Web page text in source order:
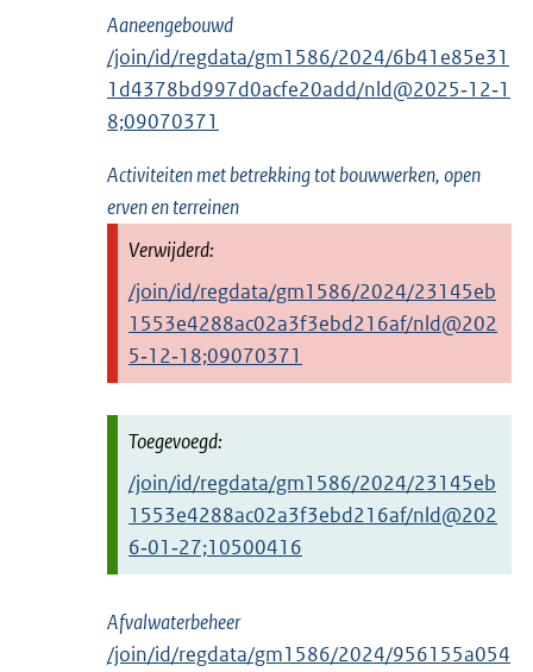
Aaneengebouwd
/join/id/regdata/gm1586/2024/6b41e85e31
1d4378bd997d0acfe20add/nld@2025‑12‑1
8;09070371
Activiteiten met betrekking tot bouwwerken, open
erven en terreinen
/join/id/regdata/gm1586/2024/23145eb
1553e4288ac02a3f3ebd216af/nld@202
5‑12‑18;09070371
/join/id/regdata/gm1586/2024/23145eb
1553e4288ac02a3f3ebd216af/nld@202
6‑01‑27;10500416
Afvalwaterbeheer
/join/id/regdata/gm1586/2024/956155a054